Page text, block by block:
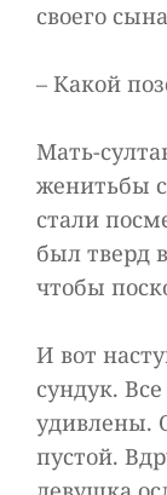
своего
– Какой
Мать-
женитьбы
стали
был тверд
чтобы
И вот
сундук.
удивлены.
пустой.